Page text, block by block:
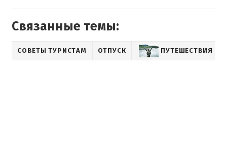
Связанные темы:
СОВЕТЫ ТУРИСТАМ ОТПУСК ПУТЕШЕСТВИЯ